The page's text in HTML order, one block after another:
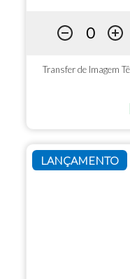
Transfer de Imagem
LANÇAMENTO